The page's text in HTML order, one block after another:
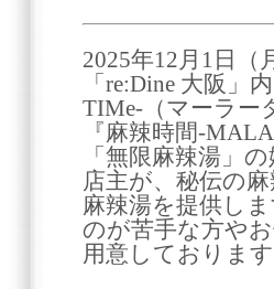
2025年12月1日（
「re:Dine 大阪」
TIMe-（マーラー
『麻辣時間-
「無限麻辣湯」
店主が、秘伝の
麻辣湯を提供し
のが苦手な方や
用意しております